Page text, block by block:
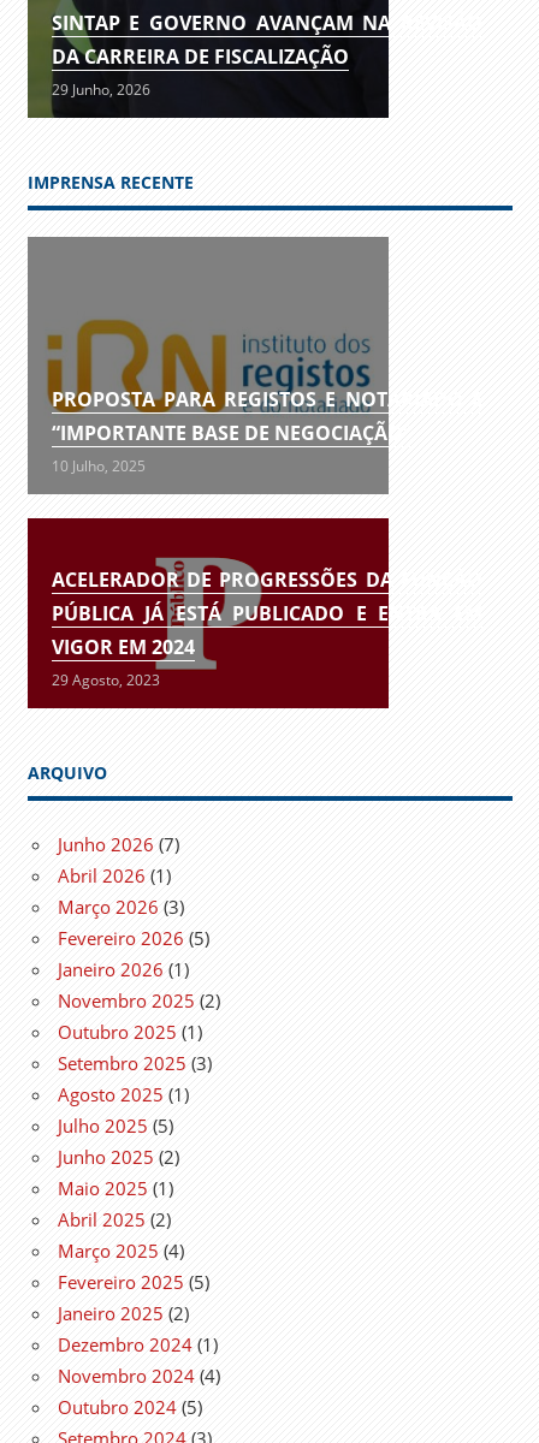
SINTAP E GOVERNO AVANÇAM NA REVISÃO
DA CARREIRA DE FISCALIZAÇÃO
29 Junho, 2026
IMPRENSA RECENTE
PROPOSTA PARA REGISTOS E NOTARIADO É
“IMPORTANTE BASE DE NEGOCIAÇÃO”
10 Julho, 2025
ACELERADOR DE PROGRESSÕES DA FUNÇÃO
PÚBLICA JÁ ESTÁ PUBLICADO E ENTRA EM
VIGOR EM 2024
29 Agosto, 2023
ARQUIVO
Junho 2026 (7)
Abril 2026 (1)
Março 2026 (3)
Fevereiro 2026 (5)
Janeiro 2026 (1)
Novembro 2025 (2)
Outubro 2025 (1)
Setembro 2025 (3)
Agosto 2025 (1)
Julho 2025 (5)
Junho 2025 (2)
Maio 2025 (1)
Abril 2025 (2)
Março 2025 (4)
Fevereiro 2025 (5)
Janeiro 2025 (2)
Dezembro 2024 (1)
Novembro 2024 (4)
Outubro 2024 (5)
Setembro 2024 (3)